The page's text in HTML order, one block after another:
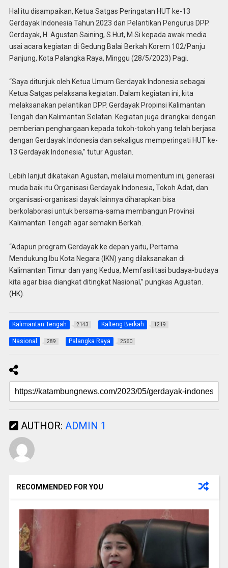
Hal itu disampaikan, Ketua Satgas Peringatan HUT ke-13
Gerdayak Indonesia Tahun 2023 dan Pelantikan Pengurus DPP.
Gerdayak, H. Agustan Saining, S.Hut, M.Si kepada awak media
usai acara kegiatan di Gedung Balai Berkah Korem 102/Panju
Panjung, Kota Palangka Raya, Minggu (28/5/2023) Pagi.
“Saya ditunjuk oleh Ketua Umum Gerdayak Indonesia sebagai
Ketua Satgas pelaksana kegiatan. Dalam kegiatan ini, kita
melaksanakan pelantikan DPP. Gerdayak Propinsi Kalimantan
Tengah dan Kalimantan Selatan. Kegiatan juga dirangkai dengan
pemberian penghargaan kepada tokoh-tokoh yang telah berjasa
dengan Gerdayak Indonesia dan sekaligus memperingati HUT ke-
13 Gerdayak Indonesia,” tutur Agustan.
Lebih lanjut dikatakan Agustan, melalui momentum ini, generasi
muda baik itu Organisasi Gerdayak Indonesia, Tokoh Adat, dan
organisasi-organisasi dayak lainnya diharapkan bisa
berkolaborasi untuk bersama-sama membangun Provinsi
Kalimantan Tengah agar semakin Berkah.
“Adapun program Gerdayak ke depan yaitu, Pertama.
Mendukung Ibu Kota Negara (IKN) yang dilaksanakan di
Kalimantan Timur dan yang Kedua, Memfasilitasi budaya-budaya
kita agar bisa diangkat ditingkat Nasional,” pungkas Agustan.
(HK).
Kalimantan Tengah 2143 Kalteng Berkah 1219
Nasional 289 Palangka Raya 2560
AUTHOR: ADMIN 1
RECOMMENDED FOR YOU